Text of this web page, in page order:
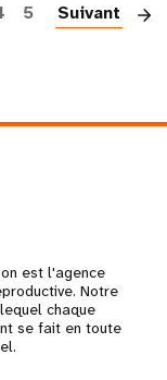
5 Suivant
est l'agence
Notre
chaque
se fait en toute